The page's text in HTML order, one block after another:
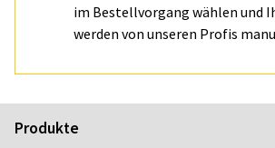
im Bestellvorgang wählen und
werden von unseren Profis
Produkte